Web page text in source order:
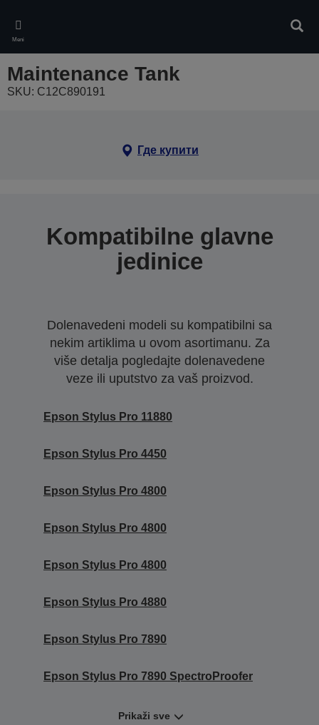
main
content
Meni
Maintenance Tank
SKU: C12C890191
Где купити
Kompatibilne glavne
jedinice
Dolenavedeni modeli su kompatibilni sa
nekim artiklima u ovom asortimanu. Za
više detalja pogledajte dolenavedene
veze ili uputstvo za vaš proizvod.
Epson Stylus Pro 11880
Epson Stylus Pro 4450
Epson Stylus Pro 4800
Epson Stylus Pro 4800
Epson Stylus Pro 4800
Epson Stylus Pro 4880
Epson Stylus Pro 7890
Epson Stylus Pro 7890 SpectroProofer
Prikaži sve